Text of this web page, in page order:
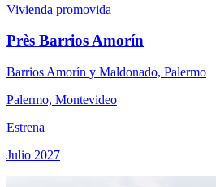
Vivienda promovida
Près Barrios Amorín
Barrios Amorín y Maldonado, Palermo
Palermo, Montevideo
Estrena
Julio 2027